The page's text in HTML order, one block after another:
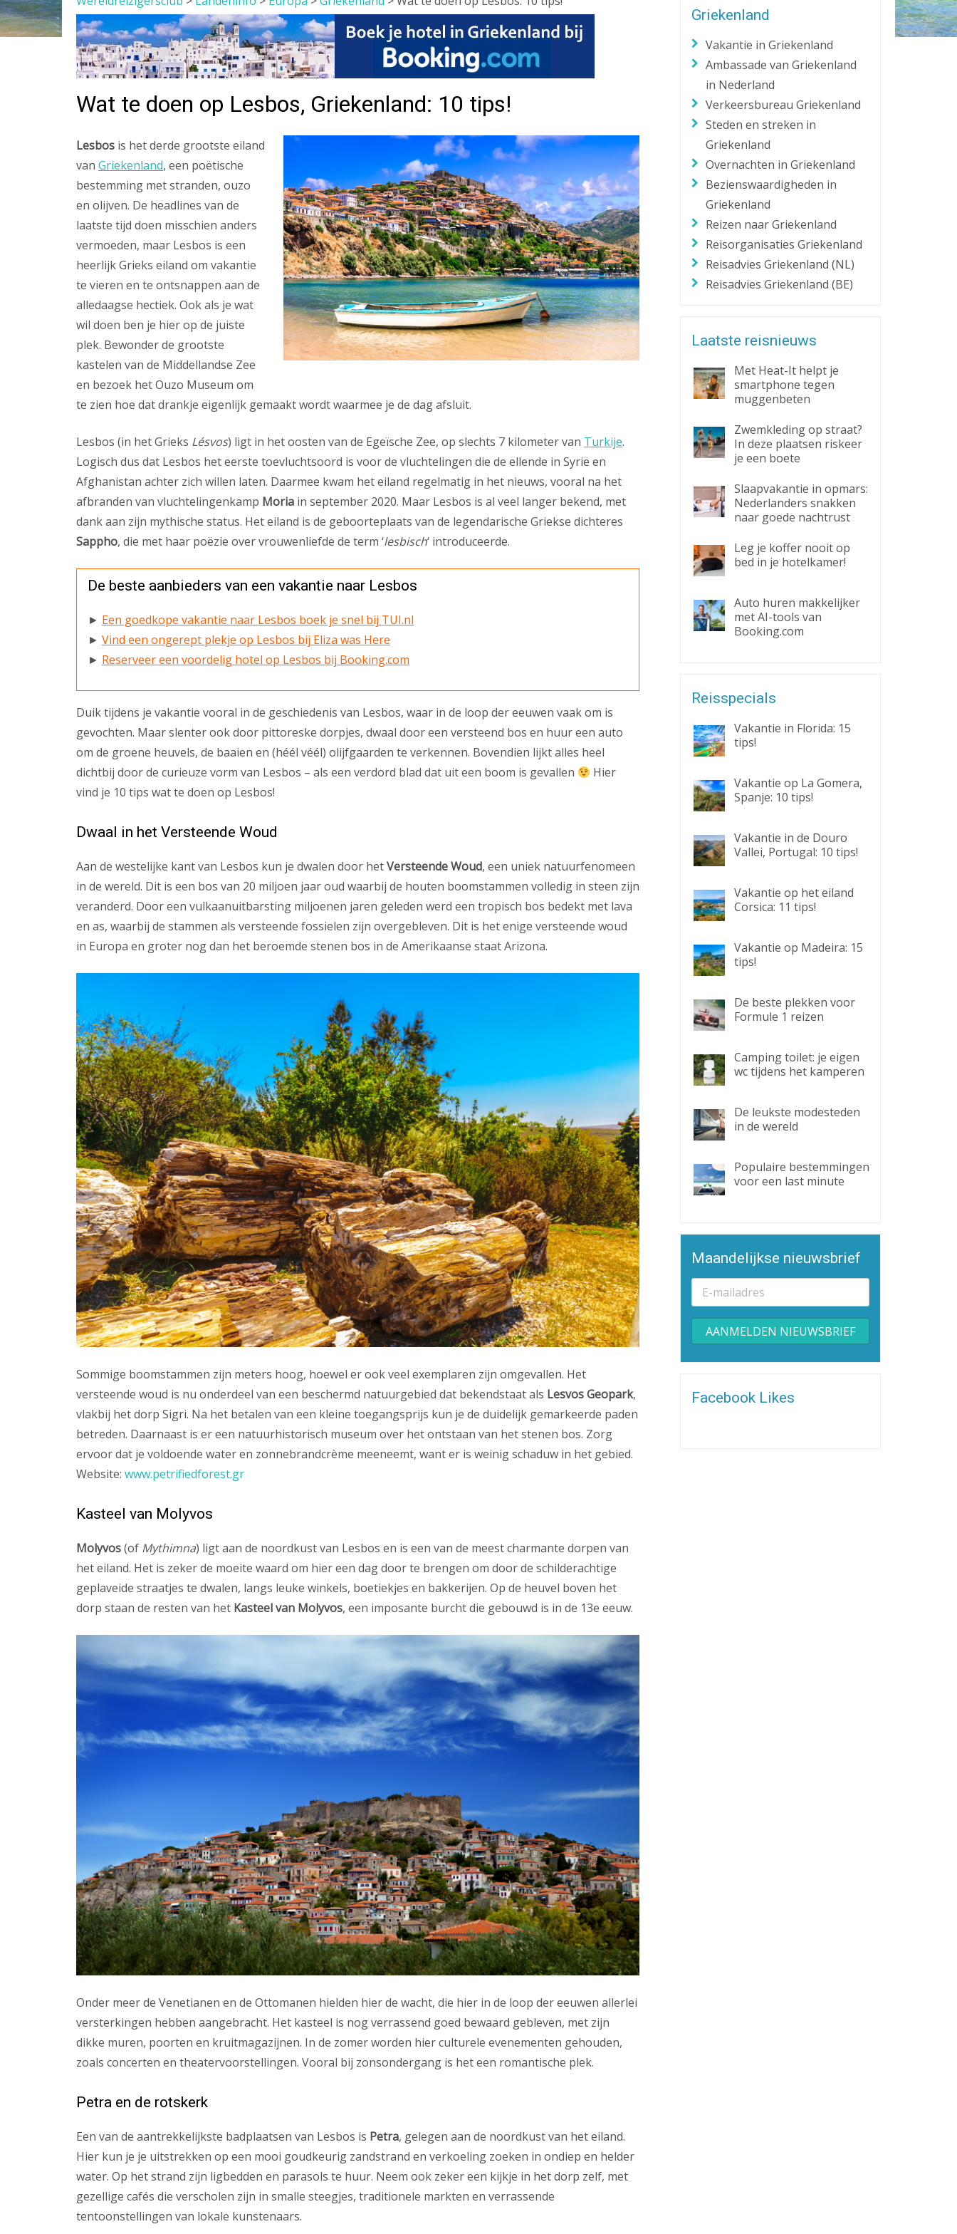
Zaklantaarn
Wat te doen op Lesbos, Griekenland: 10 tips!
Lesbos is het derde grootste eiland
van Griekenland, een poëtische
bestemming met stranden, ouzo
en olijven. De headlines van de
laatste tijd doen misschien anders
vermoeden, maar Lesbos is een
heerlijk Grieks eiland om vakantie
te vieren en te ontsnappen aan de
alledaagse hectiek. Ook als je wat
wil doen ben je hier op de juiste
plek. Bewonder de grootste
kastelen van de Middellandse Zee
en bezoek het Ouzo Museum om
te zien hoe dat drankje eigenlijk gemaakt wordt waarmee je de dag afsluit.
Lesbos (in het Grieks Lésvos) ligt in het oosten van de Egeïsche Zee, op slechts 7 kilometer van Turkije.
Logisch dus dat Lesbos het eerste toevluchtsoord is voor de vluchtelingen die de ellende in Syrië en
Afghanistan achter zich willen laten. Daarmee kwam het eiland regelmatig in het nieuws, vooral na het
afbranden van vluchtelingenkamp Moria in september 2020. Maar Lesbos is al veel langer bekend, met
dank aan zijn mythische status. Het eiland is de geboorteplaats van de legendarische Griekse dichteres
Sappho, die met haar poëzie over vrouwenliefde de term ‘lesbisch‘ introduceerde.
De beste aanbieders van een vakantie naar Lesbos
► Een goedkope vakantie naar Lesbos boek je snel bij TUI.nl
► Vind een ongerept plekje op Lesbos bij Eliza was Here
► Reserveer een voordelig hotel op Lesbos bij Booking.com
Duik tijdens je vakantie vooral in de geschiedenis van Lesbos, waar in de loop der eeuwen vaak om is
gevochten. Maar slenter ook door pittoreske dorpjes, dwaal door een versteend bos en huur een auto
om de groene heuvels, de baaien en (héél véél) olijfgaarden te verkennen. Bovendien lijkt alles heel
dichtbij door de curieuze vorm van Lesbos – als een verdord blad dat uit een boom is gevallen
Hier
vind je 10 tips wat te doen op Lesbos!
Dwaal in het Versteende Woud
Aan de westelijke kant van Lesbos kun je dwalen door hetVersteende Woud, een uniek natuurfenomeen
in de wereld. Dit is een bos van 20 miljoen jaar oud waarbij de houten boomstammen volledig in steen zijn
veranderd. Door een vulkaanuitbarsting miljoenen jaren geleden werd een tropisch bos bedekt met lava
en as, waarbij de stammen als versteende fossielen zijn overgebleven. Dit is het enige versteende woud
in Europa en groter nog dan het beroemde stenen bos in de Amerikaanse staat Arizona.
Sommige boomstammen zijn meters hoog, hoewel er ook veel exemplaren zijn omgevallen. Het
versteende woud is nu onderdeel van een beschermd natuurgebied dat bekendstaat als Lesvos Geopark,
vlakbij het dorp Sigri. Na het betalen van een kleine toegangsprijs kun je de duidelijk gemarkeerde paden
betreden. Daarnaast is er een natuurhistorisch museum over het ontstaan van het stenen bos. Zorg
ervoor dat je voldoende water en zonnebrandcrème meeneemt, want er is weinig schaduw in het gebied.
Website: www.petrifiedforest.gr
Kasteel van Molyvos
Molyvos(of Mythimna) ligt aan de noordkust van Lesbos en is een van de meest charmante dorpen van
het eiland. Het is zeker de moeite waard om hier een dag door te brengen om door de schilderachtige
geplaveide straatjes te dwalen, langs leuke winkels, boetiekjes en bakkerijen. Op de heuvel boven het
dorp staan de resten van het Kasteel van Molyvos, een imposante burcht die gebouwd is in de 13e eeuw.
Onder meer de Venetianen en de Ottomanen hielden hier de wacht, die hier in de loop der eeuwen allerlei
versterkingen hebben aangebracht. Het kasteel is nog verrassend goed bewaard gebleven, met zijn
dikke muren, poorten en kruitmagazijnen. In de zomer worden hier culturele evenementen gehouden,
zoals concerten en theatervoorstellingen. Vooral bij zonsondergang is het een romantische plek.
Petra en de rotskerk
Een van de aantrekkelijkste badplaatsen van Lesbos is Petra, gelegen aan de noordkust van het eiland.
Hier kun je je uitstrekken op een mooi goudkeurig zandstrand en verkoeling zoeken in ondiep en helder
water. Op het strand zijn ligbedden en parasols te huur. Neem ook zeker een kijkje in het dorp zelf, met
gezellige cafés die verscholen zijn in smalle steegjes, traditionele markten en verrassende
tentoonstellingen van lokale kunstenaars.
Griekenland
Vakantie in Griekenland
Ambassade van Griekenland
in Nederland
Verkeersbureau Griekenland
Steden en streken in
Griekenland
Overnachten in Griekenland
Bezienswaardigheden in
Griekenland
Reizen naar Griekenland
Reisorganisaties Griekenland
Reisadvies Griekenland (NL)
Reisadvies Griekenland (BE)
Laatste reisnieuws
Met Heat-It helpt je
smartphone tegen
muggenbeten
Zwemkleding op straat?
In deze plaatsen riskeer
je een boete
Slaapvakantie in opmars:
Nederlanders snakken
naar goede nachtrust
Leg je koffer nooit op
bed in je hotelkamer!
Auto huren makkelijker
met AI-tools van
Booking.com
Reisspecials
Vakantie in Florida: 15
tips!
Vakantie op La Gomera,
Spanje: 10 tips!
Vakantie in de Douro
Vallei, Portugal: 10 tips!
Vakantie op het eiland
Corsica: 11 tips!
Vakantie op Madeira: 15
tips!
De beste plekken voor
Formule 1 reizen
Camping toilet: je eigen
wc tijdens het kamperen
De leukste modesteden
in de wereld
Populaire bestemmingen
voor een last minute
Maandelijkse nieuwsbrief
Alternative:
Facebook Likes